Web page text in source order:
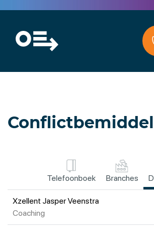
Telefoonboek Branches
Xzellent Jasper Veenstra
Coaching